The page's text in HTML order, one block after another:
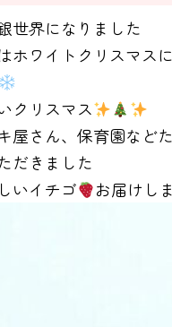
世界になりました
ホワイトクリスマス
クリスマス
屋さん、保育園など
だきました
いイチゴ
お届けし